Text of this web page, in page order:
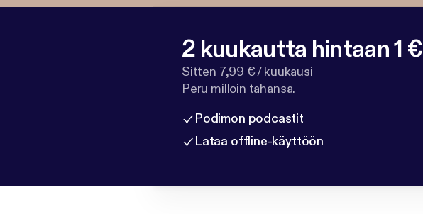
2 kuukautta hintaan 1 €
Sitten 7,99 € / kuukausi
Peru milloin tahansa.
Podimon podcastit
Lataa offline-käyttöön